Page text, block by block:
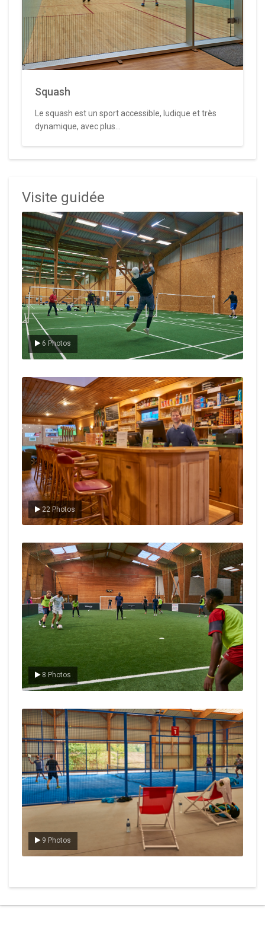
Squash
Le squash est un sport accessible, ludique et très
dynamique, avec plus...
Visite guidée
6 Photos
Le badminton
22 Photos
Le Club
8 Photos
Le foot en salle
9 Photos
Le padel